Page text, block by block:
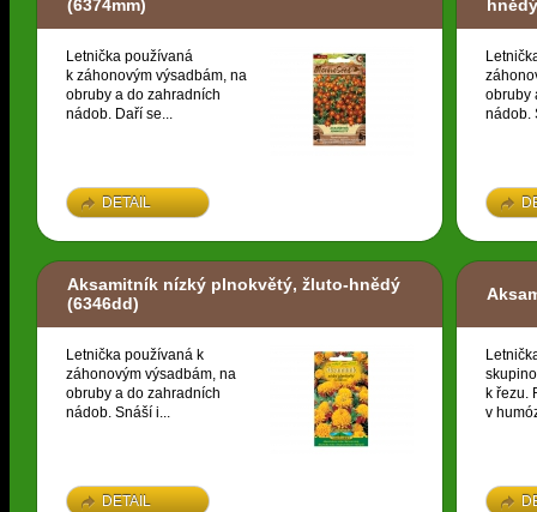
(6374mm)
Letnička používaná
k záhonovým výsadbám, na
obruby a do zahradních
nádob. Daří se...
DETAIL
hnědý
obruby
nádob.
Aksamitník nízký plnokvětý, žluto-hnědý
(6346dd)
Letnička používaná k
záhonovým výsadbám, na
obruby a do zahradních
nádob. Snáší i...
DETAIL
k řezu.
v